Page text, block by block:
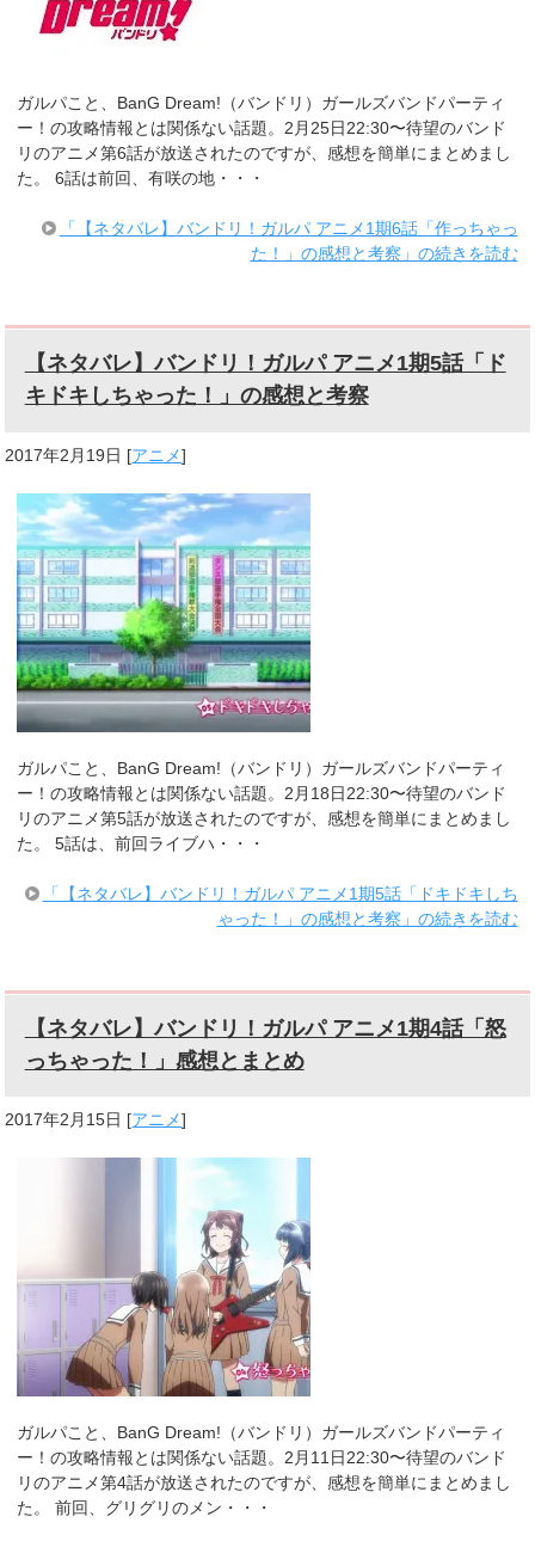
ガルパこと、BanG Dream!（バンドリ）ガールズバンドパーティ
ー！の攻略情報とは関係ない話題。2月25日22:30〜待望のバンド
リのアニメ第6話が放送されたのですが、感想を簡単にまとめまし
た。 6話は前回、有咲の地・・・
「【ネタバレ】バンドリ！ガルパ アニメ1期6話「作っちゃっ
た！」の感想と考察」の続きを読む
【ネタバレ】バンドリ！ガルパ アニメ1期5話「ド
キドキしちゃった！」の感想と考察
2017年2月19日 [アニメ]
ガルパこと、BanG Dream!（バンドリ）ガールズバンドパーティ
ー！の攻略情報とは関係ない話題。2月18日22:30〜待望のバンド
リのアニメ第5話が放送されたのですが、感想を簡単にまとめまし
た。 5話は、前回ライブハ・・・
「【ネタバレ】バンドリ！ガルパ アニメ1期5話「ドキドキしち
ゃった！」の感想と考察」の続きを読む
【ネタバレ】バンドリ！ガルパ アニメ1期4話「怒
っちゃった！」感想とまとめ
2017年2月15日 [アニメ]
ガルパこと、BanG Dream!（バンドリ）ガールズバンドパーティ
ー！の攻略情報とは関係ない話題。2月11日22:30〜待望のバンド
リのアニメ第4話が放送されたのですが、感想を簡単にまとめまし
た。 前回、グリグリのメン・・・